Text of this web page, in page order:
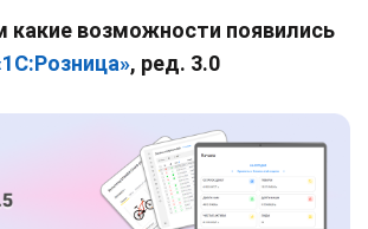
какие возможности появились
1С:Розница», ред. 3.0